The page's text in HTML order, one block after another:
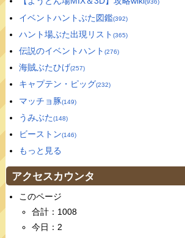
(936)
イベントハントぶた図鑑(392)
ハント場ぶた出現リスト (365)
伝説のイベントハント (276)
海賊ぶたひげ(257)
キャプテン・ピッグ(232)
マッチョ豚(149)
うみぶた(148)
ビーストン(146)
もっと見る
アクセスカウンタ
このページ
合計：1008
今日：2